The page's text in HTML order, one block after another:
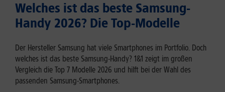
Welches ist das beste Samsung-
Handy 2026? Die Top-Modelle
Der Hersteller Samsung hat viele Smartphones im Portfolio. Doch
welches ist das beste Samsung-Handy? 1&1 zeigt im großen
Vergleich die Top 7 Modelle 2026 und hilft bei der Wahl des
passenden Samsung-Smartphones.